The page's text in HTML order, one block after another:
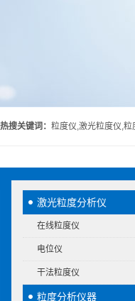
热搜关键词： 粒度仪,激光粒度仪,
激光粒度分析仪
在线粒度仪
电位仪
干法粒度仪
粒度分析仪器